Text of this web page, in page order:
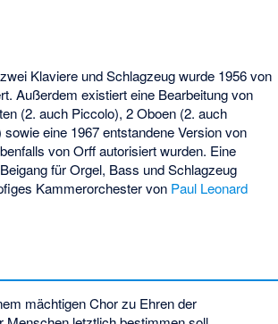
Klaviere und Schlagzeug wurde 1956 von
Außerdem existiert eine Bearbeitung von
(2. auch Piccolo), 2 Oboen (2. auch
eine 1967 entstandene Version von
von Orff autorisiert wurden. Eine
für Orgel, Bass und Schlagzeug
Kammerorchester von Paul Leonard
mächtigen Chor zu Ehren der